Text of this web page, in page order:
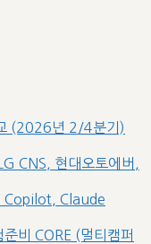
(2026년 2/4분기)
CNS, 현대오토에버,
Copilot, Claude
비 CORE (멀티캠퍼